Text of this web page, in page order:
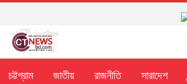
চট্টগ্রাম জাতীয় রাজনীতি সারাদেশ